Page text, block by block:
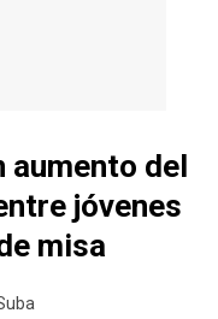
aumento del
jóvenes
misa